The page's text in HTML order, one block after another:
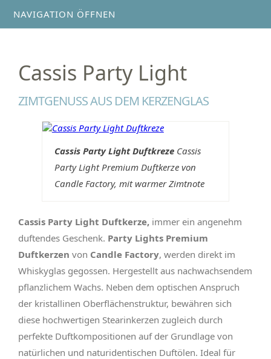
NAVIGATION ÖFFNEN
Cassis Party Light
ZIMTGENUSS AUS DEM KERZENGLAS
Cassis Party Light DuftkrezeCassis
Party Light Premium Duftkerze von
Candle Factory, mit warmer Zimtnote
Cassis Party Light Duftkerze, immer ein angenehm
duftendes Geschenk. Party Lights Premium
Duftkerzen von Candle Factory, werden direkt im
Whiskyglas gegossen. Hergestellt aus nachwachsendem
pflanzlichem Wachs. Neben dem optischen Anspruch
der kristallinen Oberflächenstruktur, bewähren sich
diese hochwertigen Stearinkerzen zugleich durch
perfekte Duftkompositionen auf der Grundlage von
natürlichen und naturidentischen Duftölen. Ideal für